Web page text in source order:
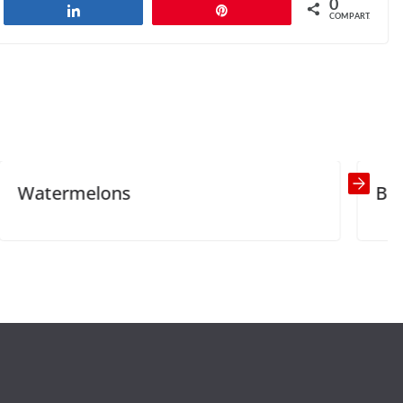
0
COMPART.
Bad Habits